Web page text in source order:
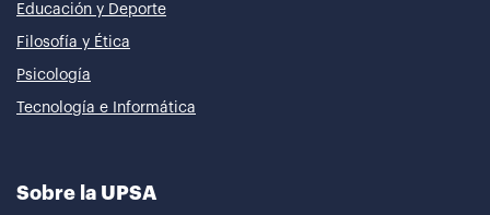
Educación y Deporte
Filosofía y Ética
Psicología
Tecnología e Informática
Sobre la UPSA